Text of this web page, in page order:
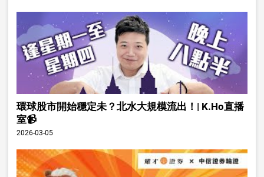
環球股市開始穩定未？北水大規模流出！| K.Ho直播
室📹
2026-03-05